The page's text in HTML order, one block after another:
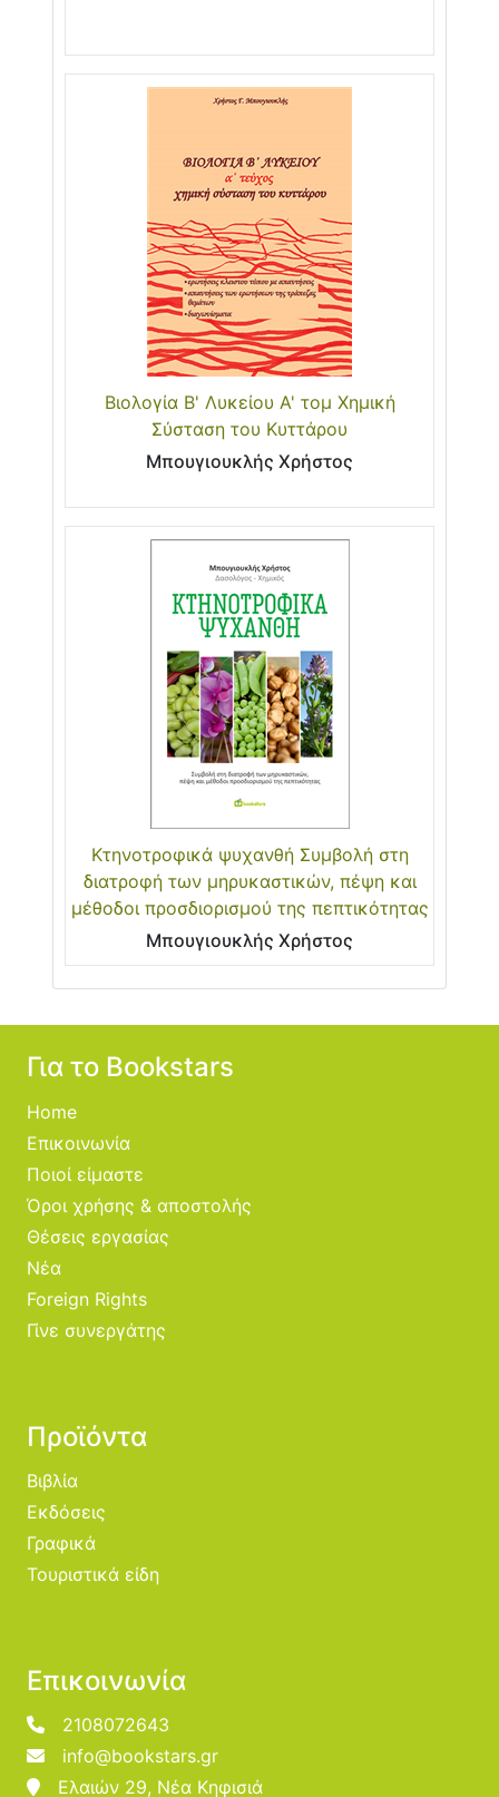
Βιολογία Β' Λυκείου Α' τομ Χημική
Σύσταση του Κυττάρου
Μπουγιουκλής Χρήστος
Κτηνοτροφικά ψυχανθή Συμβολή στη
διατροφή των μηρυκαστικών, πέψη και
μέθοδοι προσδιορισμού της πεπτικότητας
Μπουγιουκλής Χρήστος
Για το Bookstars
Home
Επικοινωνία
Ποιοί είμαστε
Όροι χρήσης & αποστολής
Θέσεις εργασίας
Νέα
Foreign Rights
Γίνε συνεργάτης
Προϊόντα
Βιβλία
Εκδόσεις
Γραφικά
Τουριστικά είδη
Επικοινωνία
2108072643
info@bookstars.gr
Ελαιών 29, Νέα Κηφισιά